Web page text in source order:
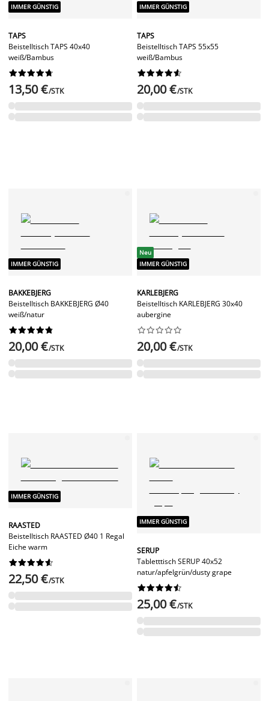
IMMER GÜNSTIG
TAPS
Beistelltisch TAPS 40x40
weiß/Bambus






13,50 €/STK
IMMER GÜNSTIG
TAPS
Beistelltisch TAPS 55x55
weiß/Bambus






20,00 €/STK
IMMER GÜNSTIG
BAKKEBJERG
Beistelltisch BAKKEBJERG Ø40
weiß/natur






20,00 €/STK
Neu
IMMER GÜNSTIG
KARLEBJERG
Beistelltisch KARLEBJERG 30x40
aubergine






20,00 €/STK
IMMER GÜNSTIG
RAASTED
Beistelltisch RAASTED Ø40 1 Regal
Eiche warm






22,50 €/STK
IMMER GÜNSTIG
SERUP
Tabletttisch SERUP 40x52
natur/apfelgrün/dusty grape






25,00 €/STK